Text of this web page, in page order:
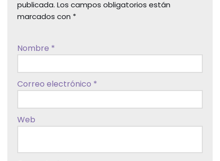
publicada. Los campos obligatorios están
marcados con *
Nombre *
Correo electrónico *
Web